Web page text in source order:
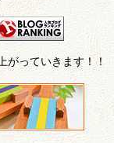
がっていきます！！